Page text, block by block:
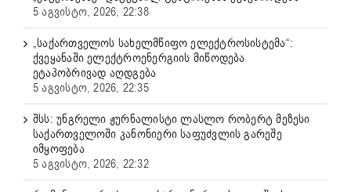
5 აგვისტო, 2026, 22:38
„საქართველოს სახელმწიფო ელექტროსისტემა“:
ქვეყანაში ელექტროენერგიის მიწოდება
ეტაპობრივად აღდგება
5 აგვისტო, 2026, 22:35
შსს: უნგრელი ჟურნალისტი ლასლო რობერტ მეზესი
საქართველოში კანონიერი საფუძვლის გარეშე
იმყოფება
5 აგვისტო, 2026, 22:32